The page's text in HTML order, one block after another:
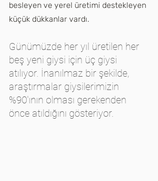
besleyen ve yerel üretimi destekleyen
küçük dükkanlar vardı.
Günümüzde her yıl üretilen her
beş yeni giysi için üç giysi
atılıyor. İnanılmaz bir şekilde,
araştırmalar giysilerimizin
%90'ının olması gerekenden
önce atıldığını gösteriyor.